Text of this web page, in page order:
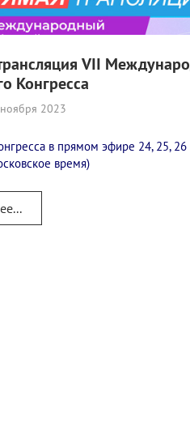
VII
Конгресса
2023
в прямом эфире 24, 25, 26
время)